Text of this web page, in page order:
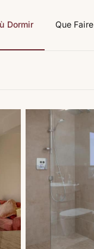
Dormir Que Faire